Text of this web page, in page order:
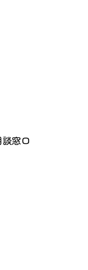
窓口